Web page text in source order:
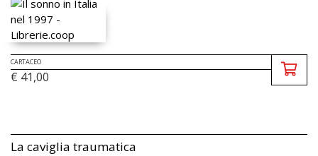
CARTACEO
€ 41,00
La caviglia traumatica